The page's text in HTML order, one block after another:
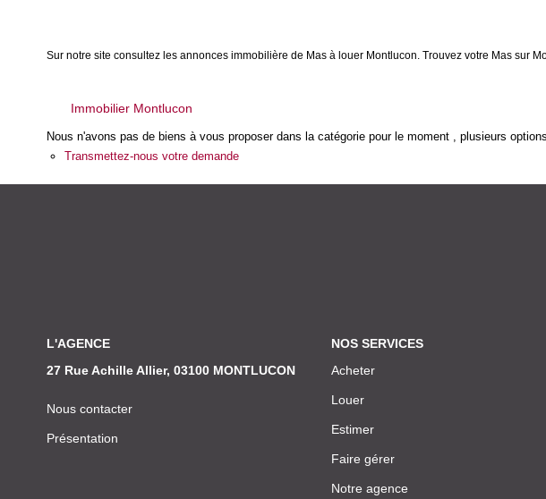
Sur notre site consultez les annonces immobilière de Mas à louer Montlucon. Trouvez votre Mas sur
Immobilier Montlucon
Nous n'avons pas de biens à vous proposer dans la catégorie pour le moment , plusieurs
Transmettez-nous votre demande
L'AGENCE
27 Rue Achille Allier, 03100 MONTLUCON
Nous contacter
Présentation
NOS SERVICES
Acheter
Louer
Estimer
Faire gérer
Notre agence